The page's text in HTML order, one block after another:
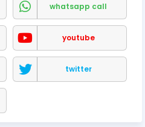
whatsapp call
youtube
twitter